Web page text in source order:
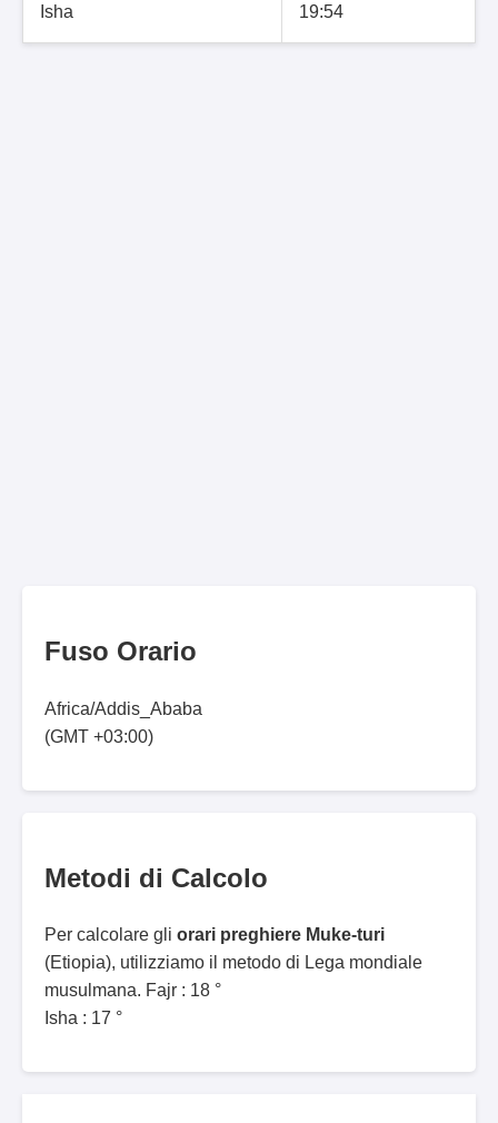
Isha 19:54
Fuso Orario
Africa/Addis_Ababa
(GMT +03:00)
Metodi di Calcolo
Per calcolare gli orari preghiere Muke-turi
(Etiopia), utilizziamo il metodo di Lega mondiale
musulmana. Fajr : 18 °
Isha : 17 °